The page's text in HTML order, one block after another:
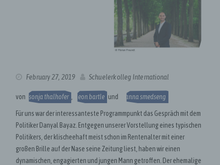
February 27, 2019 Schuelerkolleg International
von sonja thalhofer , leon bartle und hanna smedseng
Für uns war der interessanteste Programmpunkt das Gespräch mit dem
Politiker Danyal Bayaz. Entgegen unserer Vorstellung eines typischen
Politikers, der klischeehaft meist schon im Rentenalter mit einer
großen Brille auf der Nase seine Zeitung liest, haben wir einen
dynamischen, engagierten und jungen Mann getroffen. Der ehemalige